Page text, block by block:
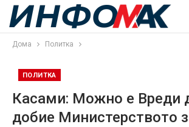
Дома Политка
ПОЛИТКА
Касами: Можно е Вреди
добие Министерството